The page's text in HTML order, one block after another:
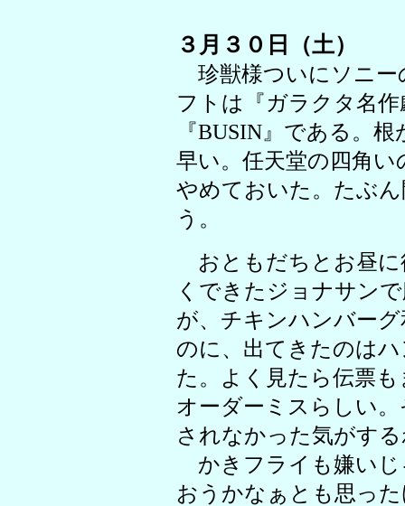
３月３０日（土）
珍獣様ついにソニー
フトは『ガラクタ名
『BUSIN』である。
早い。任天堂の四角
やめておいた。たぶ
う。
おともだちとお昼に
くできたジョナサン
が、チキンハンバー
のに、出てきたのは
た。よく見たら伝票
オーダーミスらしい
されなかった気がす
かきフライも嫌いじ
おうかなぁとも思っ